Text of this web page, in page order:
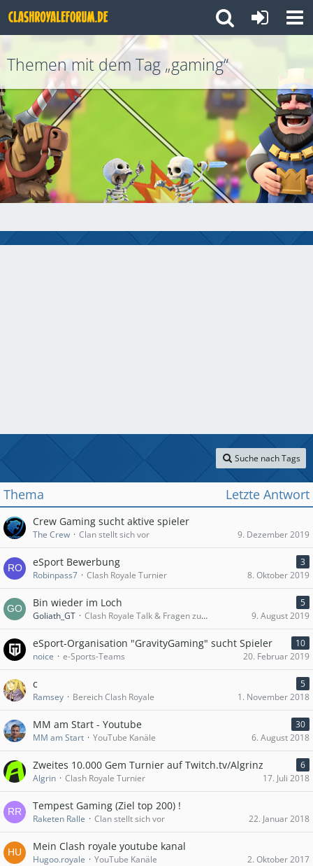
Themen mit dem Tag „gaming“
Suche nach Tags
Thema Letzte Antwort
Crew Gaming sucht aktive spieler
The Crew Clan stellt sich vor 9. Dezember 2019
eSport Bewerbung
3
Robinpass7
Clash Royale Turnier 8. Oktober 2019
Bin wieder im Loch
5
Goliath_GT
Clash Royale Talk & Fragen zum Spiel 9. August 2019
eSport-Organisation "GravityGaming" sucht Spieler
10
noice
e-Sports-Teams 20. Februar 2019
c
5
Ramsey
Bereich Clash Royale 1. November 2018
MM am Start - Youtube
30
MM am Start
YouTube Kanäle 6. August 2018
Zweites 10.000 Gem Turnier auf Twitch.tv/Algrinz
6
Algrin
Clash Royale Turnier 17. Juli 2018
Tempest Gaming (Ziel top 200) !
Raketen Ralle Clan stellt sich vor 22. Januar 2018
Mein Clash royale youtube kanal
Hugoo.royale YouTube Kanäle 2. Oktober 2017